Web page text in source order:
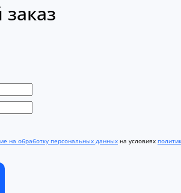
на обработку персональных данных на условиях